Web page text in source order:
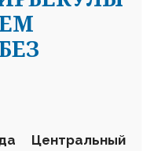
Центральный